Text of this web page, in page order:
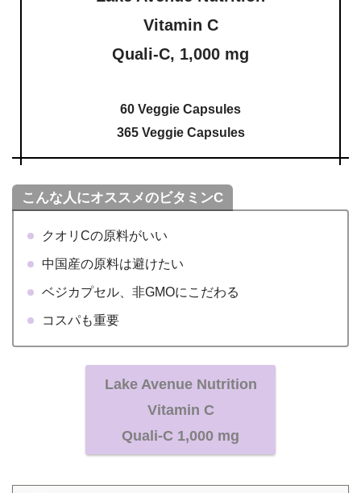
Vitamin C
Quali-C, 1,000 mg
60 Veggie Capsules
365 Veggie Capsules
こんな人にオススメのビタミンC
クオリCの原料がいい
中国産の原料は避けたい
ベジカプセル、非GMOにこだわる
コスパも重要
Lake Avenue Nutrition
Vitamin C
Quali-C 1,000 mg